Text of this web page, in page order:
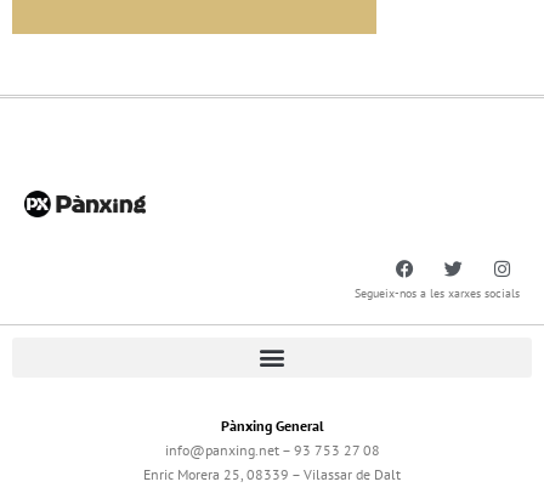
Segueix-nos a les xarxes socials
Pànxing General
info@panxing.net – 93 753 27 08
Enric Morera 25, 08339 – Vilassar de Dalt